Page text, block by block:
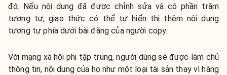
đó. Nếu nội dung đã được chỉnh sửa và có phần trăm
tương tự, giao thức có thể tự hiển thị thêm nội dung
tương tự phía dưới bài đăng của người copy.
Với mạng xã hội phi tập trung, người dùng sẽ được làm chủ
thông tin, nội dung của họ như một loại tài sản thay vì hàng